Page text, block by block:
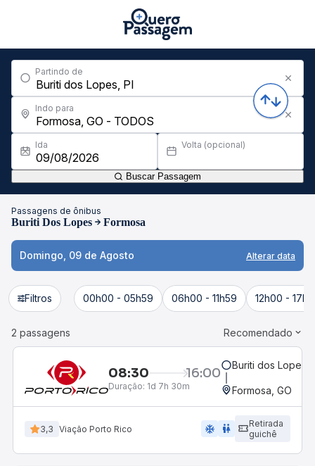
Partindo de
Indo para
Ida Volta (opcional)
Buscar Passagem
Passagens de ônibus
Buriti Dos Lopes Formosa
Domingo, 09 de Agosto Alterar data
Filtros 00h00 - 05h59 06h00 - 11h59 12h00 -
2 passagens Recomendado
08:30 16:00
Duração: 1d 7h 30m
Buriti dos Lopes,
Formosa, GO
3,3 Viação Porto Rico ac_unit wc
Retirada
guichê